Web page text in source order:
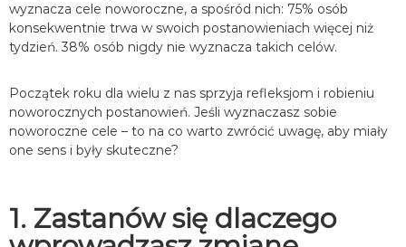
wyznacza cele noworoczne, a spośród nich: 75% osób
konsekwentnie trwa w swoich postanowieniach więcej niż
tydzień. 38% osób nigdy nie wyznacza takich celów.
Początek roku dla wielu z nas sprzyja refleksjom i robieniu
noworocznych postanowień. Jeśli wyznaczasz sobie
noworoczne cele – to na co warto zwrócić uwagę, aby miały
one sens i były skuteczne?
1. Zastanów się dlaczego